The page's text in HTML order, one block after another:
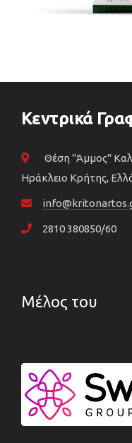
Κεντρικά
Θέση "Άμμος"
Ηράκλειο Κρήτης,
2810 380850/60
Μέλος του